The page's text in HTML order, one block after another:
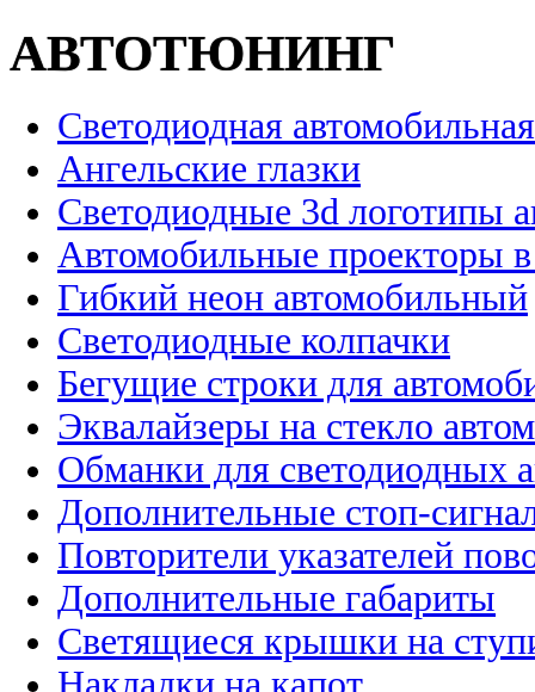
АВТОТЮНИНГ
Светодиодная
Ангельские глазки
Светодиодные 3d логотипы
Автомобильные проекторы
Гибкий неон автомобильный
Светодиодные колпачки
Бегущие строки для
Эквалайзеры на стекло
Обманки для светодиодных
Дополнительные стоп-
Повторители указателей
Дополнительные габариты
Светящиеся крышки на